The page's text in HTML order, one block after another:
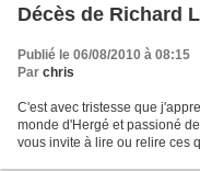
Décès de Richard
Publié le 06/08/2010 à 08:15
Par chris
C'est avec tristesse que
monde d'Hergé et passioné
vous invite à lire ou relire ces